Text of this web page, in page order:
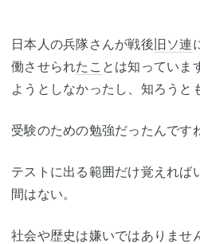
日本人の兵隊さんが戦後旧ソ連
働させられたこ とは知っていま
ようとしなかったし、知ろうと
受験のための勉強だったんです
テストに出る範囲だけ覚えれば
間はない。
社会や歴史は嫌いではありませ